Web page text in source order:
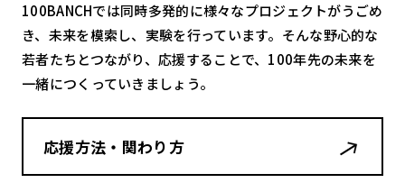
100BANCHでは同時多発的に様々なプロジェクトがうごめ
き、未来を模索し、実験を行っています。そんな野心的な
若者たちとつながり、応援することで、100年先の未来を
一緒につくっていきましょう。
応援方法・関わり方